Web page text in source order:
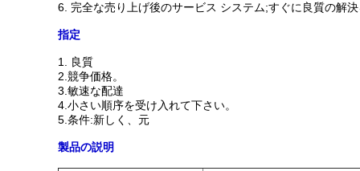
6. 完全な売り上げ後のサービス システム;すぐに良質の解
指定
1.
良質
2.競争価格。
3.敏速な配達
4.小さい順序を受け入れて下さい。
5.条件:新しく、元
製品の説明